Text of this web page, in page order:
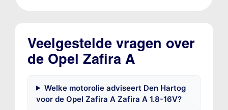
Veelgestelde vragen over
de Opel Zafira A
Welke motorolie adviseert Den Hartog
voor de Opel Zafira A Zafira A 1.8-16V?